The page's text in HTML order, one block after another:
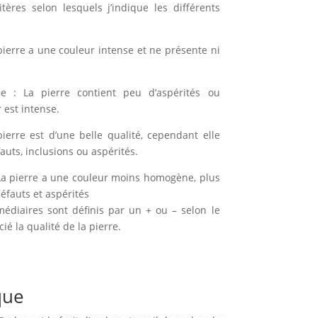
selon lesquels j’indique les différents
a une couleur intense et ne présente ni
: La pierre contient peu d’aspérités ou
est intense.
est d’une belle qualité, cependant elle
inclusions ou aspérités.
pierre a une couleur moins homogène, plus
et aspérités
sont définis par un + ou – selon le
la qualité de la pierre.